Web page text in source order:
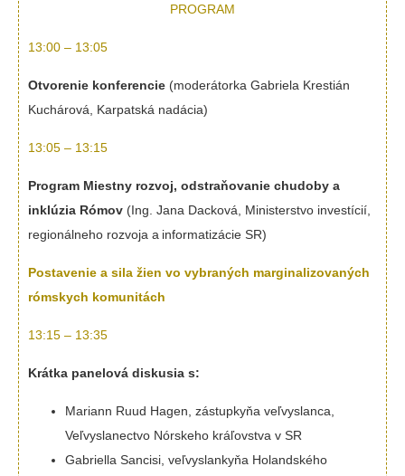
PROGRAM
13:00 – 13:05
Otvorenie konferencie (moderátorka Gabriela Krestián
Kuchárová, Karpatská nadácia)
13:05 – 13:15
Program Miestny rozvoj, odstraňovanie chudoby a
inklúzia Rómov (Ing. Jana Dacková, Ministerstvo investícií,
regionálneho rozvoja a informatizácie SR)
Postavenie a sila žien vo vybraných marginalizovaných
rómskych komunitách
13:15 – 13:35
Krátka panelová diskusia s:
Mariann Ruud Hagen, zástupkyňa veľvyslanca,
Veľvyslanectvo Nórskeho kráľovstva v SR
Gabriella Sancisi, veľvyslankyňa Holandského